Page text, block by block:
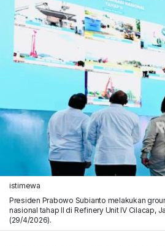
istimewa
Presiden Prabowo Subianto melakukan
nasional tahap II di Refinery Unit IV Cilacap,
(29/4/2026).